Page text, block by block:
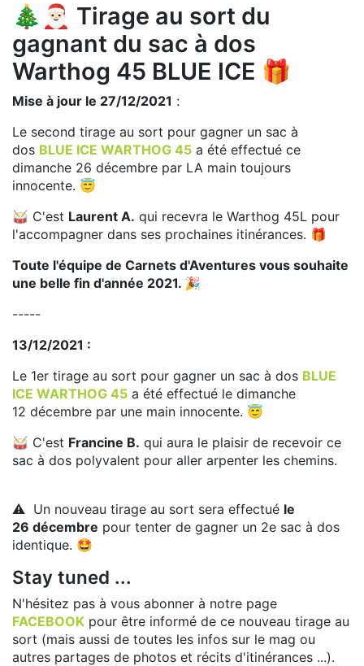
🎄🎅🏻 Tirage au sort du
gagnant du sac à dos
Warthog 45 BLUE ICE 🎁
Mise à jour le 27/12/2021 :
Le second tirage au sort pour gagner un sac à
dos BLUE ICE WARTHOG 45 a été effectué ce
dimanche 26 décembre par LA main toujours
innocente. 😇
🥁 C'est Laurent A. qui recevra le Warthog 45L pour
l'accompagner dans ses prochaines itinérances. 🎁
Toute l'équipe de Carnets d'Aventures vous souhaite
une belle fin d'année 2021. 🎉
-----
13/12/2021 :
Le 1er tirage au sort pour gagner un sac à dos BLUE
ICE WARTHOG 45 a été effectué le dimanche
12 décembre par une main innocente. 😇
🥁 C'est Francine B. qui aura le plaisir de recevoir ce
sac à dos polyvalent pour aller arpenter les chemins.
⚠️ Un nouveau tirage au sort sera effectué le
26 décembre pour tenter de gagner un 2e sac à dos
identique. 🤩
Stay tuned ...
N'hésitez pas à vous abonner à notre page
FACEBOOK pour être informé de ce nouveau tirage au
sort (mais aussi de toutes les infos sur le mag ou
autres partages de photos et récits d'itinérances ...).